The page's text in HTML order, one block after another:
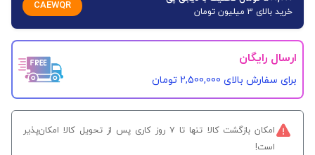
خرید بالای 3 میلیون تومان
CAEWQR
ارسال رایگان
برای سفارش‌ بالای 2,500,000 تومان
امکان بازگشت کالا تنها تا ۷ روز کاری پس از تحویل کالا امکان‌پذیر
است!